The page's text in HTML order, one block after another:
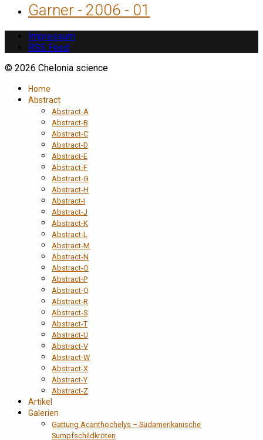
Garner - 2006 - 01
Impressum
RSS Feed
© 2026 Chelonia science
Home
Abstract
Abstract-A
Abstract-B
Abstract-C
Abstract-D
Abstract-E
Abstract-F
Abstract-G
Abstract-H
Abstract-I
Abstract-J
Abstract-K
Abstract-L
Abstract-M
Abstract-N
Abstract-O
Abstract-P
Abstract-Q
Abstract-R
Abstract-S
Abstract-T
Abstract-U
Abstract-V
Abstract-W
Abstract-X
Abstract-Y
Abstract-Z
Artikel
Galerien
Gattung Acanthochelys – Südamerikanische
Sumpfschildkröten